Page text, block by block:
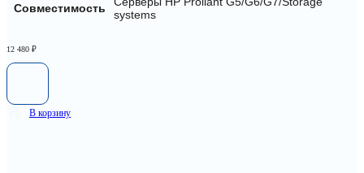
Совместимость
systems
12 480 ₽
В корзину